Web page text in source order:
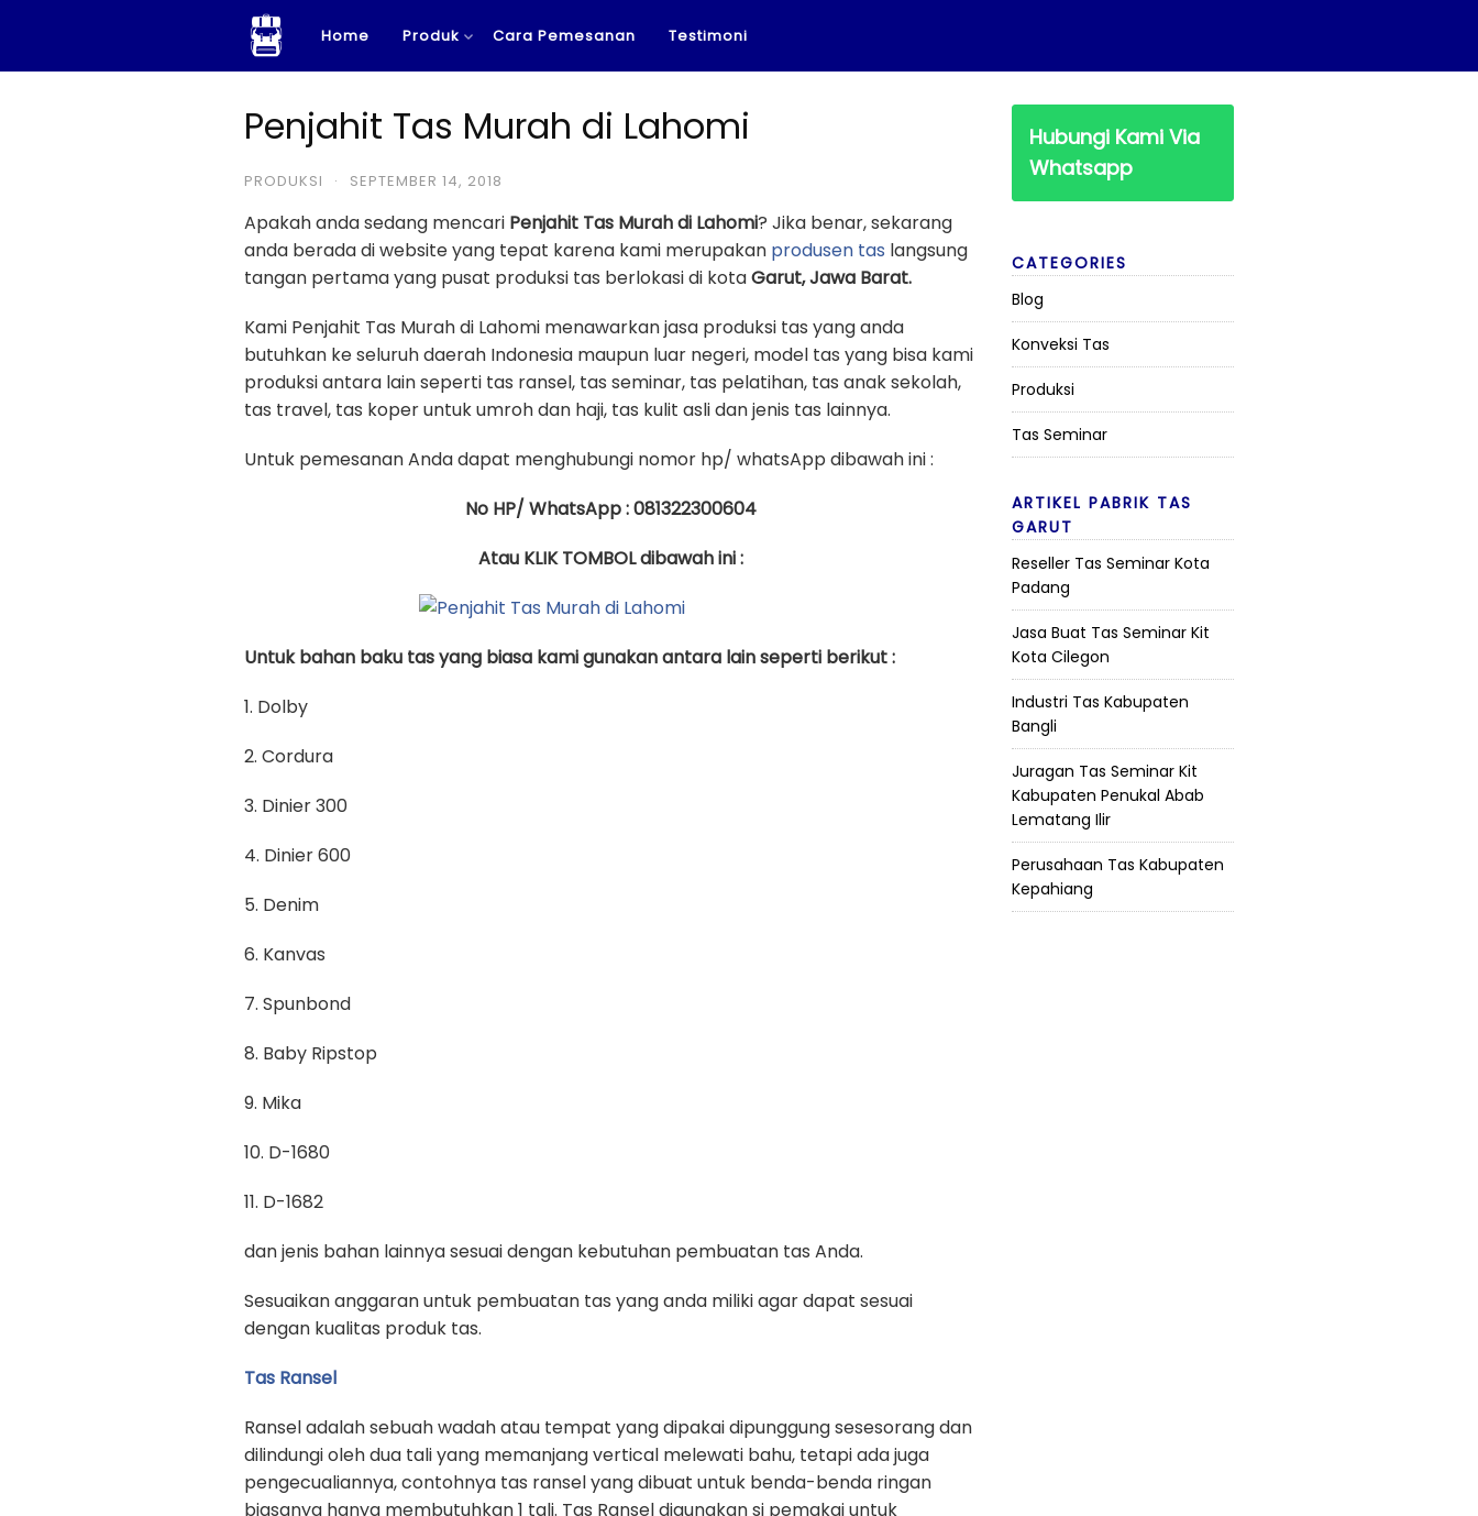
content
Home Produk Cara Pemesanan Testimoni
Penjahit Tas Murah di Lahomi
PRODUKSI · SEPTEMBER 14, 2018
Apakah anda sedang mencari Penjahit Tas Murah di Lahomi? Jika benar, sekarang
anda berada di website yang tepat karena kami merupakan produsen tas langsung
tangan pertama yang pusat produksi tas berlokasi di kotaGarut, Jawa Barat.
Kami Penjahit Tas Murah di Lahomi menawarkan jasa produksi tas yang anda
butuhkan ke seluruh daerah Indonesia maupun luar negeri, model tas yang bisa kami
produksi antara lain seperti tas ransel, tas seminar, tas pelatihan, tas anak sekolah,
tas travel, tas koper untuk umroh dan haji, tas kulit asli dan jenis tas lainnya.
Untuk pemesanan Anda dapat menghubungi nomor hp/ whatsApp dibawah ini :
No HP/ WhatsApp : 081322300604
Atau KLIK TOMBOL dibawah ini :
Untuk bahan baku tas yang biasa kami gunakan antara lain seperti berikut :
1. Dolby
2. Cordura
3. Dinier 300
4. Dinier 600
5. Denim
6. Kanvas
7. Spunbond
8. Baby Ripstop
9. Mika
10. D-1680
11. D-1682
dan jenis bahan lainnya sesuai dengan kebutuhan pembuatan tas Anda.
Sesuaikan anggaran untuk pembuatan tas yang anda miliki agar dapat sesuai
dengan kualitas produk tas.
Tas Ransel
Ransel adalah sebuah wadah atau tempat yang dipakai dipunggung sesesorang dan
dilindungi oleh dua tali yang memanjang vertical melewati bahu, tetapi ada juga
pengecualiannya, contohnya tas ransel yang dibuat untuk benda-benda ringan
biasanya hanya membutuhkan 1 tali. Tas Ransel digunakan si pemakai untuk
Hubungi Kami Via
Whatsapp
CATEGORIES
Blog
Konveksi Tas
Produksi
Tas Seminar
ARTIKEL PABRIK TAS
GARUT
Reseller Tas Seminar Kota
Padang
Jasa Buat Tas Seminar Kit
Kota Cilegon
Industri Tas Kabupaten
Bangli
Juragan Tas Seminar Kit
Kabupaten Penukal Abab
Lematang Ilir
Perusahaan Tas Kabupaten
Kepahiang